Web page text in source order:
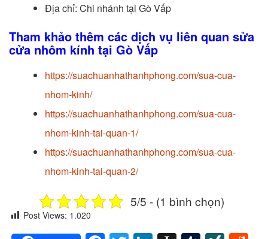
Địa chỉ: Chi nhánh tại Gò Vấp
Tham khảo thêm các dịch vụ liên quan sửa
cửa nhôm kính tại Gò Vấp
https://suachuanhathanhphong.com/sua-cua-
nhom-kinh/
https://suachuanhathanhphong.com/sua-cua-
nhom-kinh-tai-quan-1/
https://suachuanhathanhphong.com/sua-cua-
nhom-kinh-tai-quan-2/
5/5 - (1 bình chọn)
Post Views: 1.020